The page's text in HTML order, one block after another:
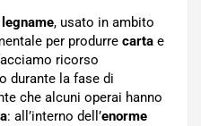
legname, usato in ambito
per produrre carta e
ricorso
durante la fase di
che alcuni operai hanno
: all’interno dell’enorme